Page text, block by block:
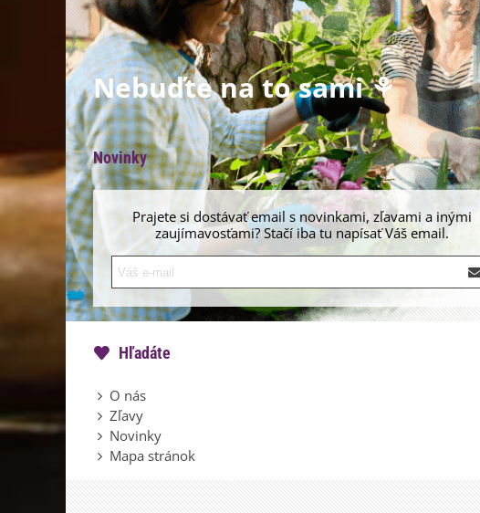
Nebuďte na to sami ⚘
Novinky
Prajete si dostávať email s novinkami, zľavami a inými
zaujímavosťami? Stačí iba tu napísať Váš email.
Hľadáte
O nás
Zľavy
Novinky
Mapa stránok